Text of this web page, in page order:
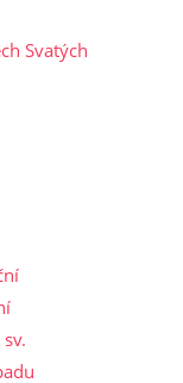
Svatých